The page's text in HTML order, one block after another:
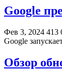
Google
Фев 3, 2024 413
Google
Обзор